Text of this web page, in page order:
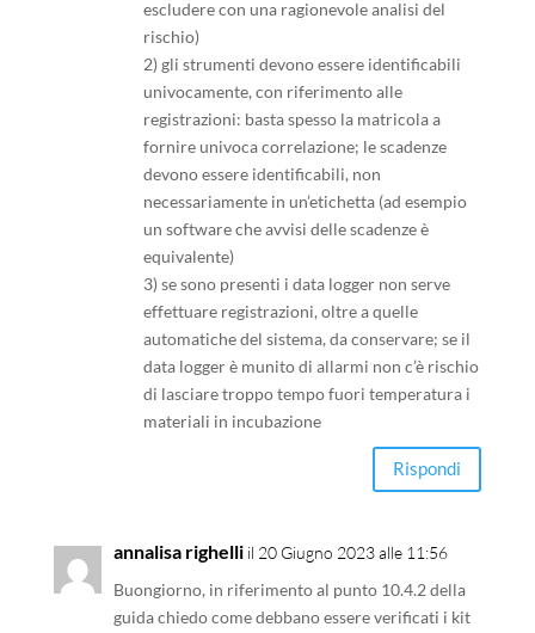
escludere con una ragionevole analisi del
rischio)
2) gli strumenti devono essere identificabili
univocamente, con riferimento alle
registrazioni: basta spesso la matricola a
fornire univoca correlazione; le scadenze
devono essere identificabili, non
necessariamente in un’etichetta (ad esempio
un software che avvisi delle scadenze è
equivalente)
3) se sono presenti i data logger non serve
effettuare registrazioni, oltre a quelle
automatiche del sistema, da conservare; se il
data logger è munito di allarmi non c’è rischio
di lasciare troppo tempo fuori temperatura i
materiali in incubazione
Rispondi
annalisa righelli il 20 Giugno 2023 alle 11:56
Buongiorno, in riferimento al punto 10.4.2 della
guida chiedo come debbano essere verificati i kit